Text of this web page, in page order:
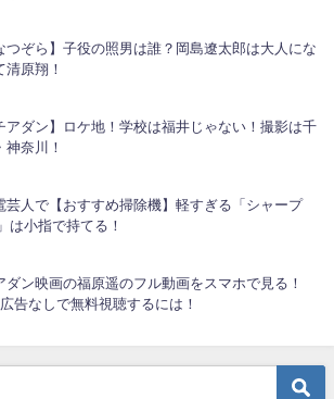
つぞら】子役の照男は誰？岡島遼太郎は大人にな
清原翔！
アダン】ロケ地！学校は福井じゃない！撮影は千
神奈川！
芸人で【おすすめ掃除機】軽すぎる「シャープ
は小指で持てる！
ダン映画の福原遥のフル動画をスマホで見る！
告なしで無料視聴するには！